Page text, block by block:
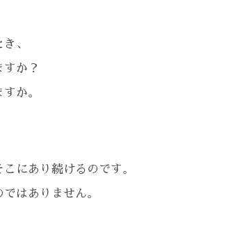
、
か？
か。
にあり続けるのです。
はありません。